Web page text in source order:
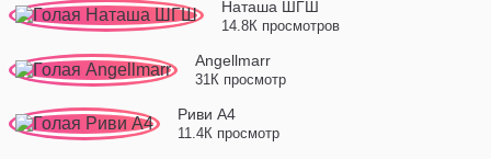
Наташа ШГШ
14.8К просмотров
Angellmarr
31К просмотр
Риви А4
11.4К просмотр